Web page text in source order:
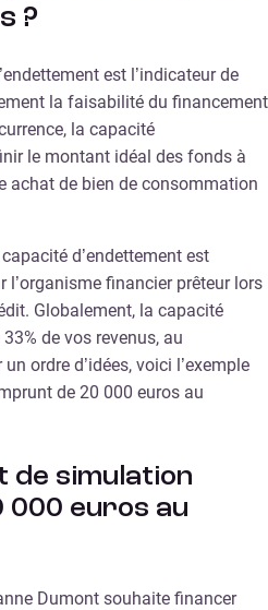
?
est l’indicateur de
la faisabilité du financement
la capacité
le montant idéal des fonds à
achat de bien de consommation
d’endettement est
financier prêteur lors
Globalement, la capacité
de vos revenus, au
ordre d’idées, voici l’exemple
de 20 000 euros au
de simulation
000 euros au
Dumont souhaite financer